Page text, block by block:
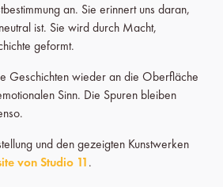
an. Sie erinnert uns daran,
ist. Sie wird durch Macht,
geformt.
Geschichten wieder an die Oberfläche
Sinn. Die Spuren bleiben
und den gezeigten Kunstwerken
von Studio 11 .